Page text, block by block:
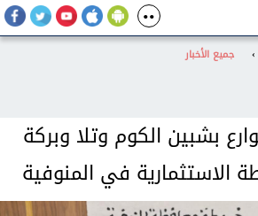
› جميع الأخبار
بشبين الكوم وتلا وبركة
الاستثمارية في المنوفية